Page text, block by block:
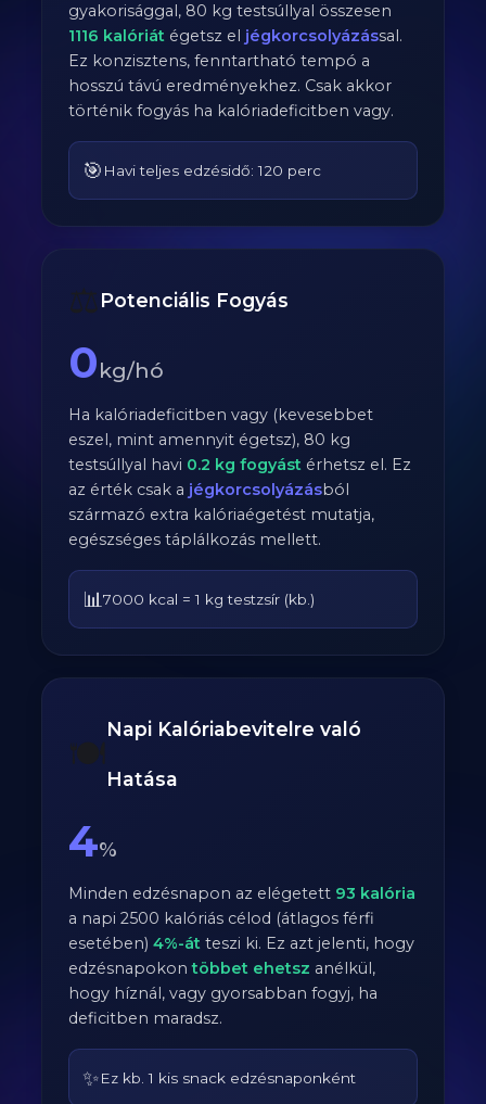
gyakorisággal, 80 kg testsúllyal összesen
1116 kalóriát égetsz el jégkorcsolyázással.
Ez konzisztens, fenntartható tempó a
hosszú távú eredményekhez. Csak akkor
történik fogyás ha kalóriadeficitben vagy.
🎯 Havi teljes edzésidő: 120 perc
⚖️ Potenciális Fogyás
0kg/hó
Ha kalóriadeficitben vagy (kevesebbet
eszel, mint amennyit égetsz), 80 kg
testsúllyal havi 0.2 kg fogyást érhetsz el. Ez
az érték csak a jégkorcsolyázásból
származó extra kalóriaégetést mutatja,
egészséges táplálkozás mellett.
📊7000 kcal = 1 kg testzsír (kb.)
🍽️
Napi Kalóriabevitelre való
Hatása
4%
Minden edzésnapon az elégetett 93 kalória
a napi2500 kalóriás célod (átlagosférfi
esetében)4%-át teszi ki. Ez azt jelenti, hogy
edzésnapokontöbbet ehetsz anélkül,
hogy híznál, vagy gyorsabban fogyj, ha
deficitben maradsz.
✨Ez kb. 1 kis snack edzésnaponként